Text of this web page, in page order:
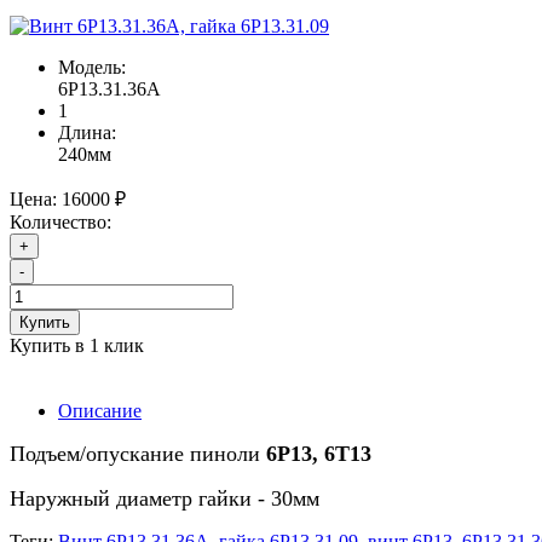
Модель:
6Р13.31.36А
1
Длина:
240мм
Цена: 16000 ₽
Количество:
+
-
Купить
Купить в 1 клик
Описание
Подъем/опускание пиноли 6Р13, 6Т13
Наружный диаметр гайки - 30мм